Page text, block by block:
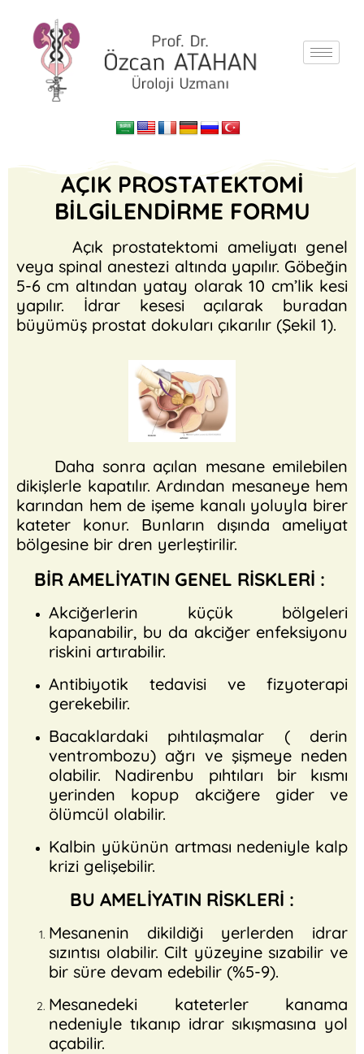
AÇIK PROSTATEKTOMİ
BİLGİLENDİRME FORMU
Açık prostatektomi ameliyatı genel
veya spinal anestezi altında yapılır. Göbeğin
5-6 cm altından yatay olarak 10 cm’lik kesi
yapılır. İdrar kesesi açılarak buradan
büyümüş prostat dokuları çıkarılır (Şekil 1).
Daha sonra açılan mesane emilebilen
dikişlerle kapatılır. Ardından mesaneye hem
karından hem de işeme kanalı yoluyla birer
kateter konur. Bunların dışında ameliyat
bölgesine bir dren yerleştirilir.
BİR AMELİYATIN GENEL RİSKLERİ :
Akciğerlerin küçük bölgeleri
kapanabilir, bu da akciğer enfeksiyonu
riskini artırabilir.
Antibiyotik tedavisi ve fizyoterapi
gerekebilir.
Bacaklardaki pıhtılaşmalar ( derin
ventrombozu) ağrı ve şişmeye neden
olabilir. Nadirenbu pıhtıları bir kısmı
yerinden kopup akciğere gider ve
ölümcül olabilir.
Kalbin yükünün artması nedeniyle kalp
krizi gelişebilir.
BU AMELİYATIN RİSKLERİ :
Mesanenin dikildiği yerlerden idrar
sızıntısı olabilir. Cilt yüzeyine sızabilir ve
bir süre devam edebilir (%5-9).
Mesanedeki kateterler kanama
nedeniyle tıkanıp idrar sıkışmasına yol
açabilir.